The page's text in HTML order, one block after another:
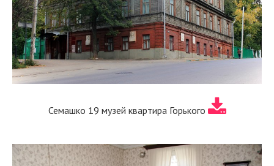
Семашко 19 музей квартира Горького